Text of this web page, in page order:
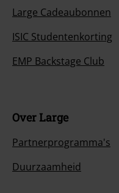
Large Cadeaubonnen
ISIC Studentenkorting
EMP Backstage Club
Over Large
Partnerprogramma's
Duurzaamheid